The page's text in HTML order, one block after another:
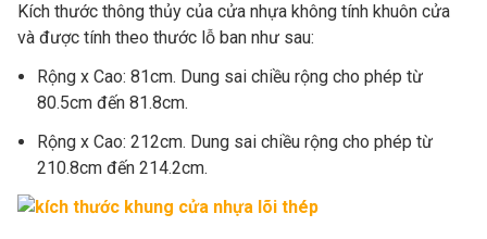
Kích thước thông thủy của cửa nhựa không tính khuôn cửa
và được tính theo thước lỗ ban như sau:
Rộng x Cao: 81cm. Dung sai chiều rộng cho phép từ
80.5cm đến 81.8cm.
Rộng x Cao: 212cm. Dung sai chiều rộng cho phép từ
210.8cm đến 214.2cm.